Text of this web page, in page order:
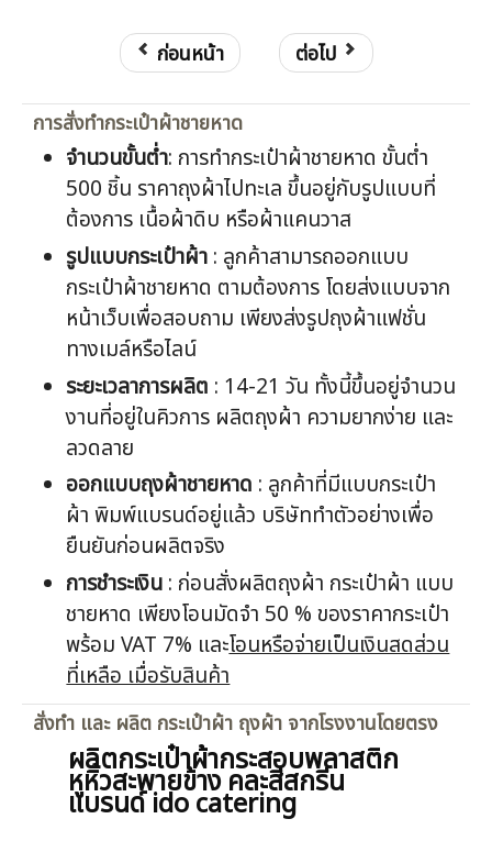
ก่อนหน้า ต่อไป
การสั่งทำกระเป๋าผ้าชายหาด
จำนวนขั้นต่ำ: การทำกระเป๋าผ้าชายหาด ขั้นต่ำ
500 ชิ้น ราคาถุงผ้าไปทะเล ขึ้นอยู่กับรูปแบบที่
ต้องการ เนื้อผ้าดิบ หรือผ้าแคนวาส
รูปแบบกระเป๋าผ้า : ลูกค้าสามารถออกแบบ
กระเป๋าผ้าชายหาด ตามต้องการ โดยส่งแบบจาก
หน้าเว็บเพื่อสอบถาม เพียงส่งรูปถุงผ้าแฟชั่น
ทางเมล์หรือไลน์
ระยะเวลาการผลิต : 14-21 วัน ทั้งนี้ขึ้นอยู่จำนวน
งานที่อยู่ในคิวการ ผลิตถุงผ้า ความยากง่าย และ
ลวดลาย
ออกแบบถุงผ้าชายหาด : ลูกค้าที่มีแบบกระเป๋า
ผ้า พิมพ์แบรนด์อยู่แล้ว บริษัททำตัวอย่างเพื่อ
ยืนยันก่อนผลิตจริง
การชำระเงิน : ก่อนสั่งผลิตถุงผ้า กระเป๋าผ้า แบบ
ชายหาด เพียงโอนมัดจำ 50 % ของราคากระเป๋า
พร้อม VAT 7% และโอนหรือจ่ายเป็นเงินสดส่วน
ที่เหลือ เมื่อรับสินค้า
สั่งทำ และ ผลิต กระเป๋าผ้า ถุงผ้า จากโรงงานโดยตรง
ผลิตกระเป๋าผ้ากระสอบพลาสติก
หูหิ้วสะพายข้าง คละสีสกรีน
แบรนด์ ido catering